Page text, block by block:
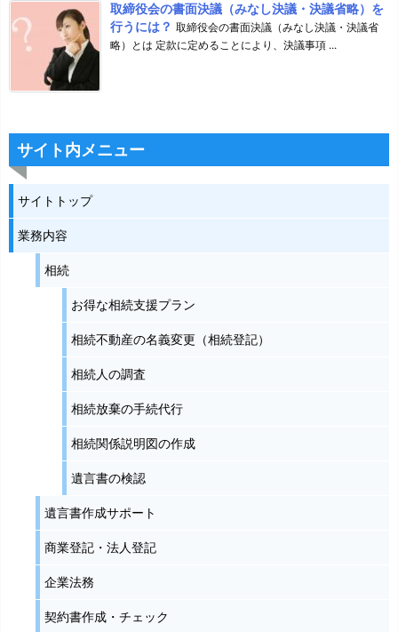
取締役会の書面決議（みなし決議・決議省略）を
行うには？ 取締役会の書面決議（みなし決議・決議省
略）とは 定款に定めることにより、決議事項 ...
サイト内メニュー
サイトトップ
業務内容
相続
お得な相続支援プラン
相続不動産の名義変更（相続登記）
相続人の調査
相続放棄の手続代行
相続関係説明図の作成
遺言書の検認
遺言書作成サポート
商業登記・法人登記
企業法務
契約書作成・チェック